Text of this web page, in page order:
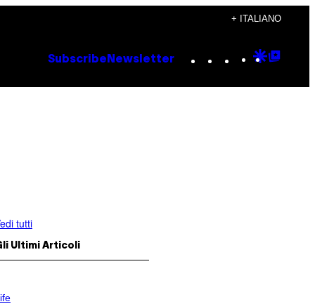
+ ITALIANO
Subscribe Newsletter Instagram
TikTok
YouTube
Google
tutti
Ultimi Articoli